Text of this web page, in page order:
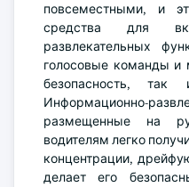
повсеместными, и
средства для
развлекательных
голосовые команды и
безопасность, так
Информационно-
размещенные на
водителям легко
концентрации,
делает его